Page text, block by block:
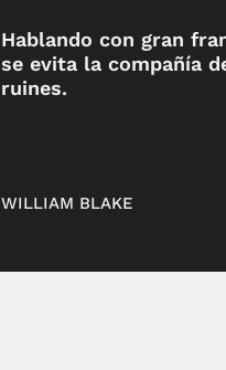
Hablando con gran
se evita la compañía
ruines.
WILLIAM BLAKE